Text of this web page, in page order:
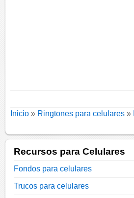
Inicio » Ringtones para celulares »
Recursos para Celulares
Fondos para celulares
Trucos para celulares